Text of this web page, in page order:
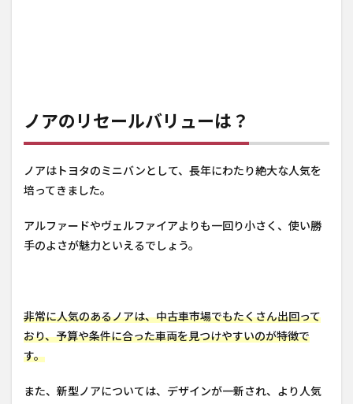
ノアのリセールバリューは？
ノアはトヨタのミニバンとして、長年にわたり絶大な人気を
培ってきました。
アルファードやヴェルファイアよりも一回り小さく、使い勝
手のよさが魅力といえるでしょう。
非常に人気のあるノアは、中古車市場でもたくさん出回って
おり、予算や条件に合った車両を見つけやすいのが特徴で
す。
また、新型ノアについては、デザインが一新され、より人気